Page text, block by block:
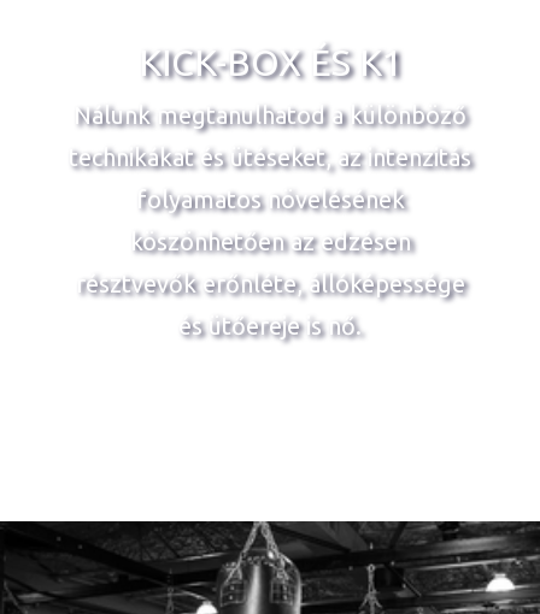
KICK-BOX ÉS K1
Nálunk megtanulhatod a különböző
technikákat és ütéseket, az intenzitás
folyamatos növelésének
köszönhetően az edzésen
résztvevők erőnléte, állóképessége
és ütőereje is nő.